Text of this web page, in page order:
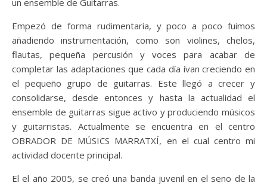
un ensemble de Guitarras.
Empezó de forma rudimentaria, y poco a poco fuimos
añadiendo instrumentación, como son violines, chelos,
flautas, pequeña percusión y voces para acabar de
completar las adaptaciones que cada día ívan creciendo en
el pequeño grupo de guitarras. Este llegó a crecer y
consolidarse, desde entonces y hasta la actualidad el
ensemble de guitarras sigue activo y produciendo músicos
y guitarristas. Actualmente se encuentra en el centro
OBRADOR DE MÚSICS MARRATXÍ, en el cual centro mi
actividad docente principal.
El el año 2005, se creó una banda juvenil en el seno de la